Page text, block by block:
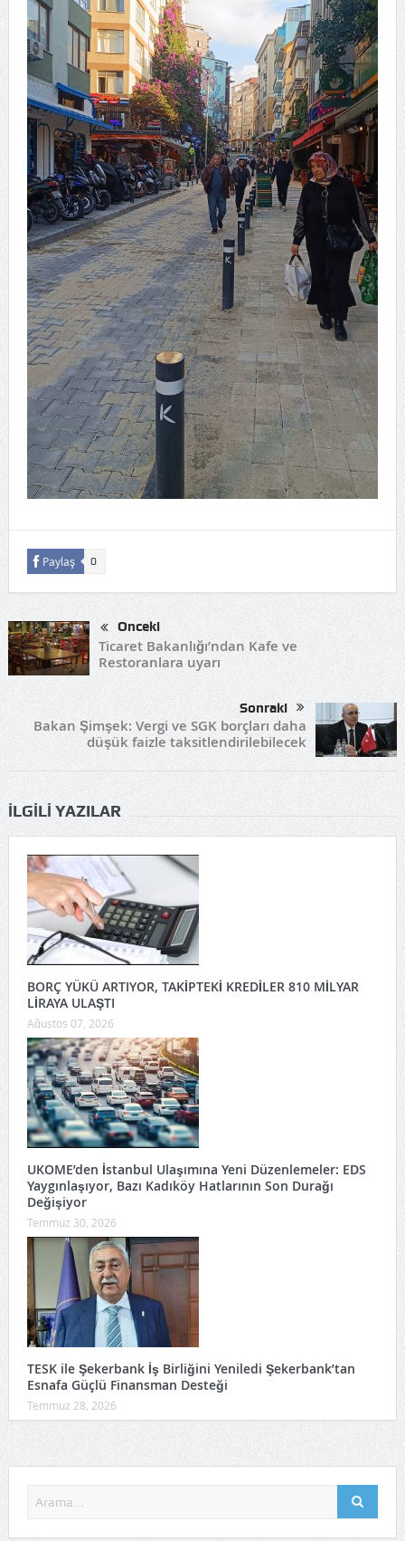
Paylaş 0
Önceki
Ticaret Bakanlığı’ndan Kafe ve
Restoranlara uyarı
Sonraki
Bakan Şimşek: Vergi ve SGK borçları daha
düşük faizle taksitlendirilebilecek
İLGILI YAZILAR
BORÇ YÜKÜ ARTIYOR, TAKİPTEKİ KREDİLER 810 MİLYAR
LİRAYA ULAŞTI
Ağustos 07, 2026
UKOME’den İstanbul Ulaşımına Yeni Düzenlemeler: EDS
Yaygınlaşıyor, Bazı Kadıköy Hatlarının Son Durağı
Değişiyor
Temmuz 30, 2026
TESK ile Şekerbank İş Birliğini Yeniledi Şekerbank’tan
Esnafa Güçlü Finansman Desteği
Temmuz 28, 2026